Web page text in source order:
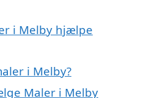
i Melby hjælpe
i Melby?
Maler i Melby